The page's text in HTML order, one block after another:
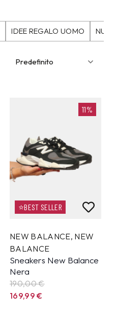
IDEE REGALO UOMO
11%
⭐BEST SELLER
NEW BALANCE, NEW
BALANCE
Sneakers New Balance
Nera
190,00 €
169,99€